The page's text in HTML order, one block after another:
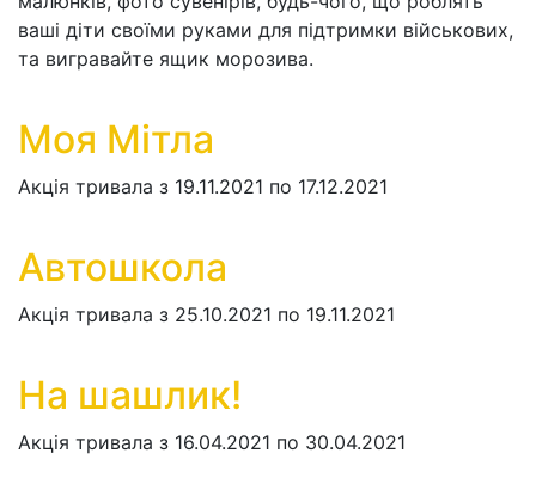
ваші діти своїми руками для підтримки військових,
та вигравайте ящик морозива.
Моя Мітла
Акція тривала з 19.11.2021 по 17.12.2021
Автошкола
Акція тривала з 25.10.2021 по 19.11.2021
На шашлик!
Акція тривала з 16.04.2021 по 30.04.2021